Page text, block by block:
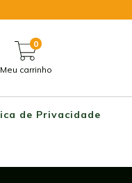
Meu carrinho
0
de Privacidade